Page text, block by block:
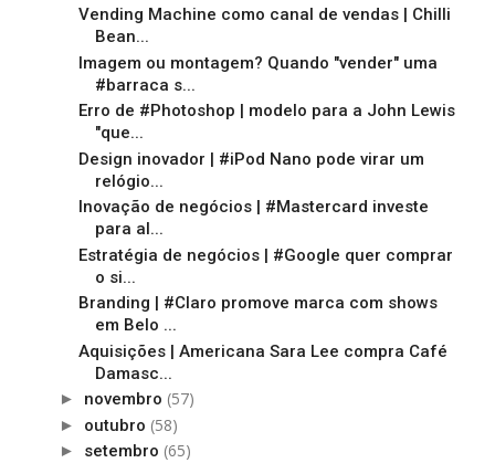
Vending Machine como canal de vendas | Chilli
Bean...
Imagem ou montagem? Quando "vender" uma
#barraca s...
Erro de #Photoshop | modelo para a John Lewis
"que...
Design inovador | #iPod Nano pode virar um
relógio...
Inovação de negócios | #Mastercard investe
para al...
Estratégia de negócios | #Google quer comprar
o si...
Branding | #Claro promove marca com shows
em Belo ...
Aquisições | Americana Sara Lee compra Café
Damasc...
► novembro (57)
► outubro (58)
► setembro (65)